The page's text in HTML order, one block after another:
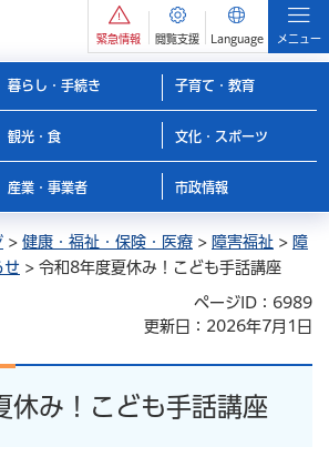
緊急情報 閲覧支援 Language メニュー
暮らし・手続き 子育て・教育
観光・食 文化・スポーツ
産業・事業者 市政情報
> 健康・福祉・保険・医療 > 障害福祉 > 障
せ > 令和8年度夏休み！こども手話講座
ページID：6989
更新日：2026年7月1日
休み！こども手話講座